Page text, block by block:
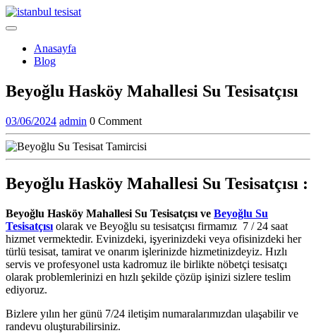
Skip
to
Open
Anasayfa
Blog
Close
Menu
Beyoğlu Hasköy Mahallesi Su Tesisatçısı
03/06/202403/06/2024
admin admin
0 Comment
Beyoğlu Hasköy Mahallesi Su Tesisatçısı :
Beyoğlu Hasköy Mahallesi Su Tesisatçısı ve Beyoğlu Su
Tesisatçısı olarak ve Beyoğlu su tesisatçısı firmamız 7 / 24 saat
hizmet vermektedir. Evinizdeki, işyerinizdeki veya ofisinizdeki her
türlü tesisat, tamirat ve onarım işlerinizde hizmetinizdeyiz. Hızlı
servis ve profesyonel usta kadromuz ile birlikte nöbetçi tesisatçı
olarak problemlerinizi en hızlı şekilde çözüp işinizi sizlere teslim
ediyoruz.
Bizlere yılın her günü 7/24 iletişim numaralarımızdan ulaşabilir ve
randevu oluşturabilirsiniz.